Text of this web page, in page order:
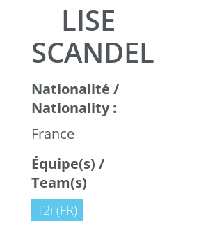
LISE
SCANDELLA
Nationalité /
Nationality :
France
Équipe(s) /
Team(s)
T2i (FR)